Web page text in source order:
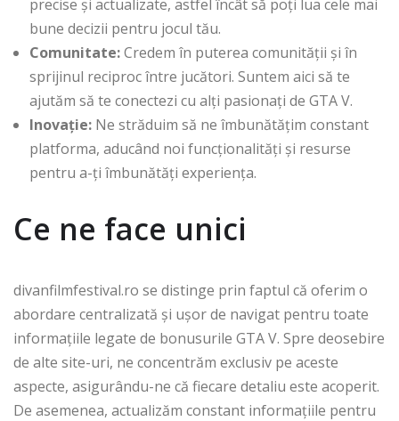
precise și actualizate, astfel încât să poți lua cele mai
bune decizii pentru jocul tău.
Comunitate:Credem în puterea comunității și în
sprijinul reciproc între jucători. Suntem aici să te
ajutăm să te conectezi cu alți pasionați de GTA V.
Inovație: Ne străduim să ne îmbunătățim constant
platforma, aducând noi funcționalități și resurse
pentru a-ți îmbunătăți experiența.
Ce ne face unici
divanfilmfestival.ro se distinge prin faptul că oferim o
abordare centralizată și ușor de navigat pentru toate
informațiile legate de bonusurile GTA V. Spre deosebire
de alte site-uri, ne concentrăm exclusiv pe aceste
aspecte, asigurându-ne că fiecare detaliu este acoperit.
De asemenea, actualizăm constant informațiile pentru